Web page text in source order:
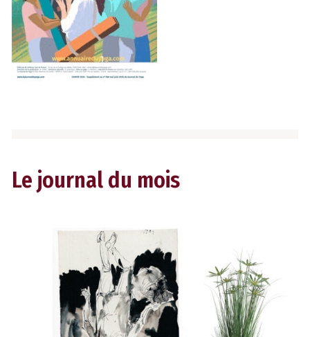
Le journal du mois